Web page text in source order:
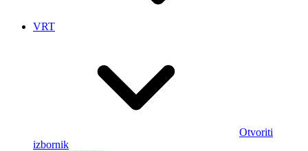
VRT
Otvoriti
izbornik